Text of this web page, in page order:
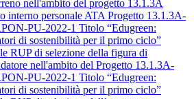
nell'ambito del progetto 13.1.3A
interno personale ATA Progetto 13.1.3A-
PU-2022-1 Titolo “Edugreen:
di sostenibilità per il primo ciclo”
RUP di selezione della figura di
nell'ambito del Progetto 13.1.3A-
PU-2022-1 Titolo “Edugreen:
di sostenibilità per il primo ciclo”